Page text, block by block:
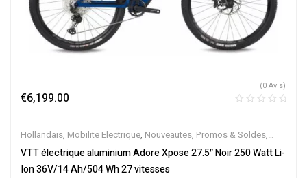
€6,199.00
(0 Avis)
Hollandais, Mobilite Electrique, Nouveautes, Promos & Soldes,
Tout-Suspendus,Vélo électrique ville,Velos Electriques,VTT
Électriques
VTT électrique aluminium Adore Xpose 27.5″ Noir 250 Watt Li-
Ion 36V/14 Ah/504 Wh 27 vitesses